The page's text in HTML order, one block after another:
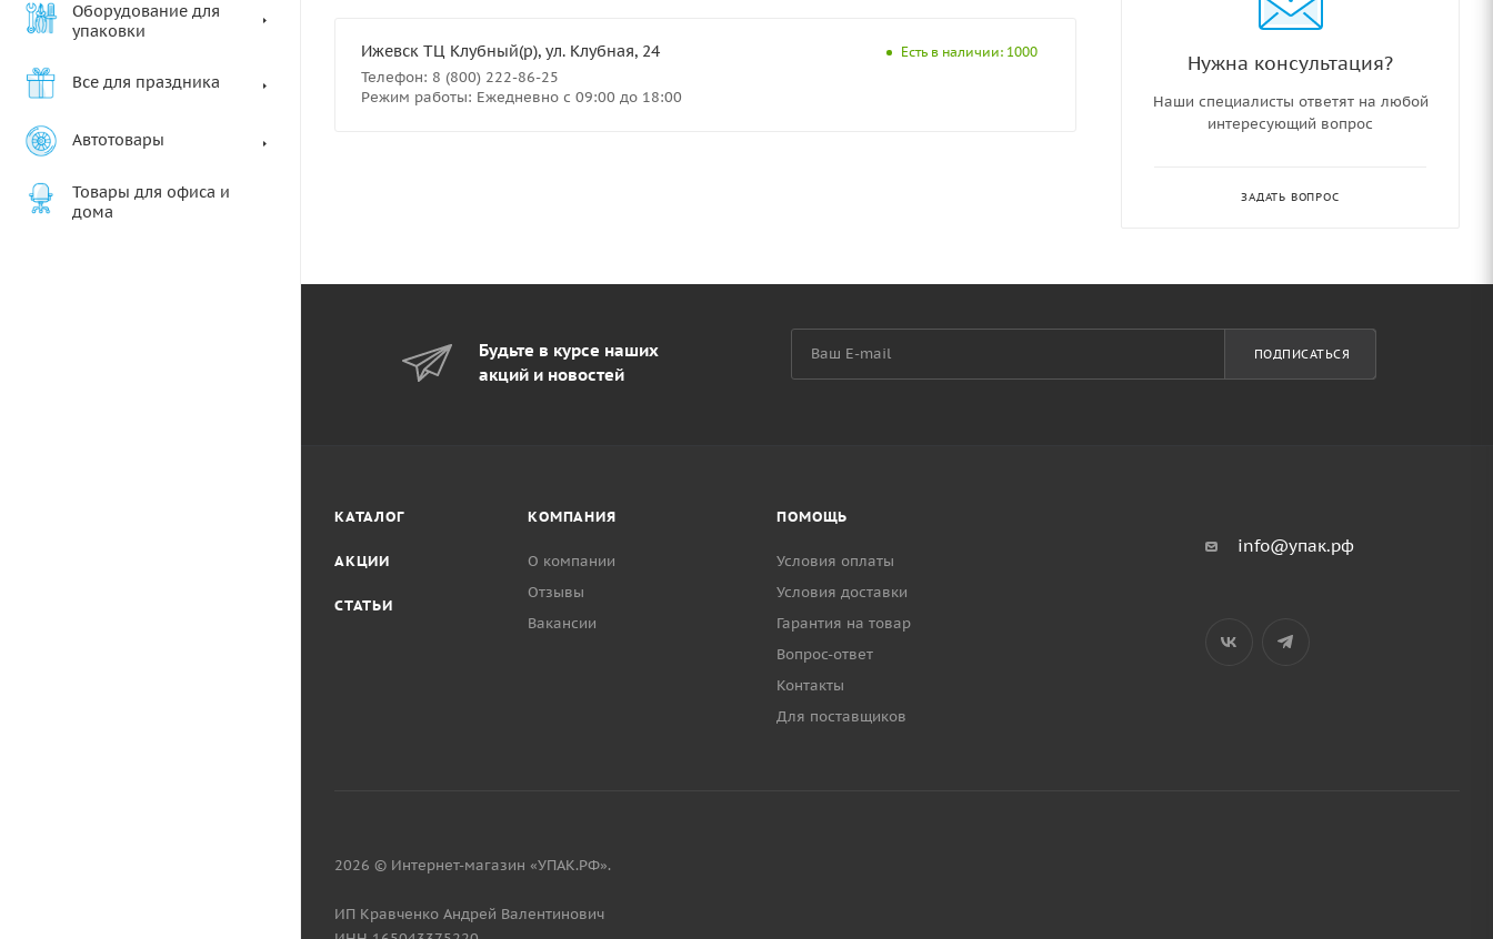
Оборудование для
упаковки
Все для праздника
Автотовары
Товары для офиса и
дома
Ижевск ТЦ Клубный(р), ул. Клубная, 24
Телефон: 8 (800) 222-86-25
Режим работы: Ежедневно с 09:00 до 18:00
Есть в наличии: 1000 Нужна консультация?
Наши специалисты ответят на любой
интересующий вопрос
ЗАДАТЬ ВОПРОС
Будьте в курсе наших
акций и новостей
ПОДПИСАТЬСЯ
КАТАЛОГ
АКЦИИ
СТАТЬИ
КОМПАНИЯ
О компании
Отзывы
Вакансии
ПОМОЩЬ
Условия оплаты
Условия доставки
Гарантия на товар
Вопрос-ответ
Контакты
Для поставщиков
info@упак.рф
2026 © Интернет-магазин «УПАК.РФ».
ИП Кравченко Андрей Валентинович